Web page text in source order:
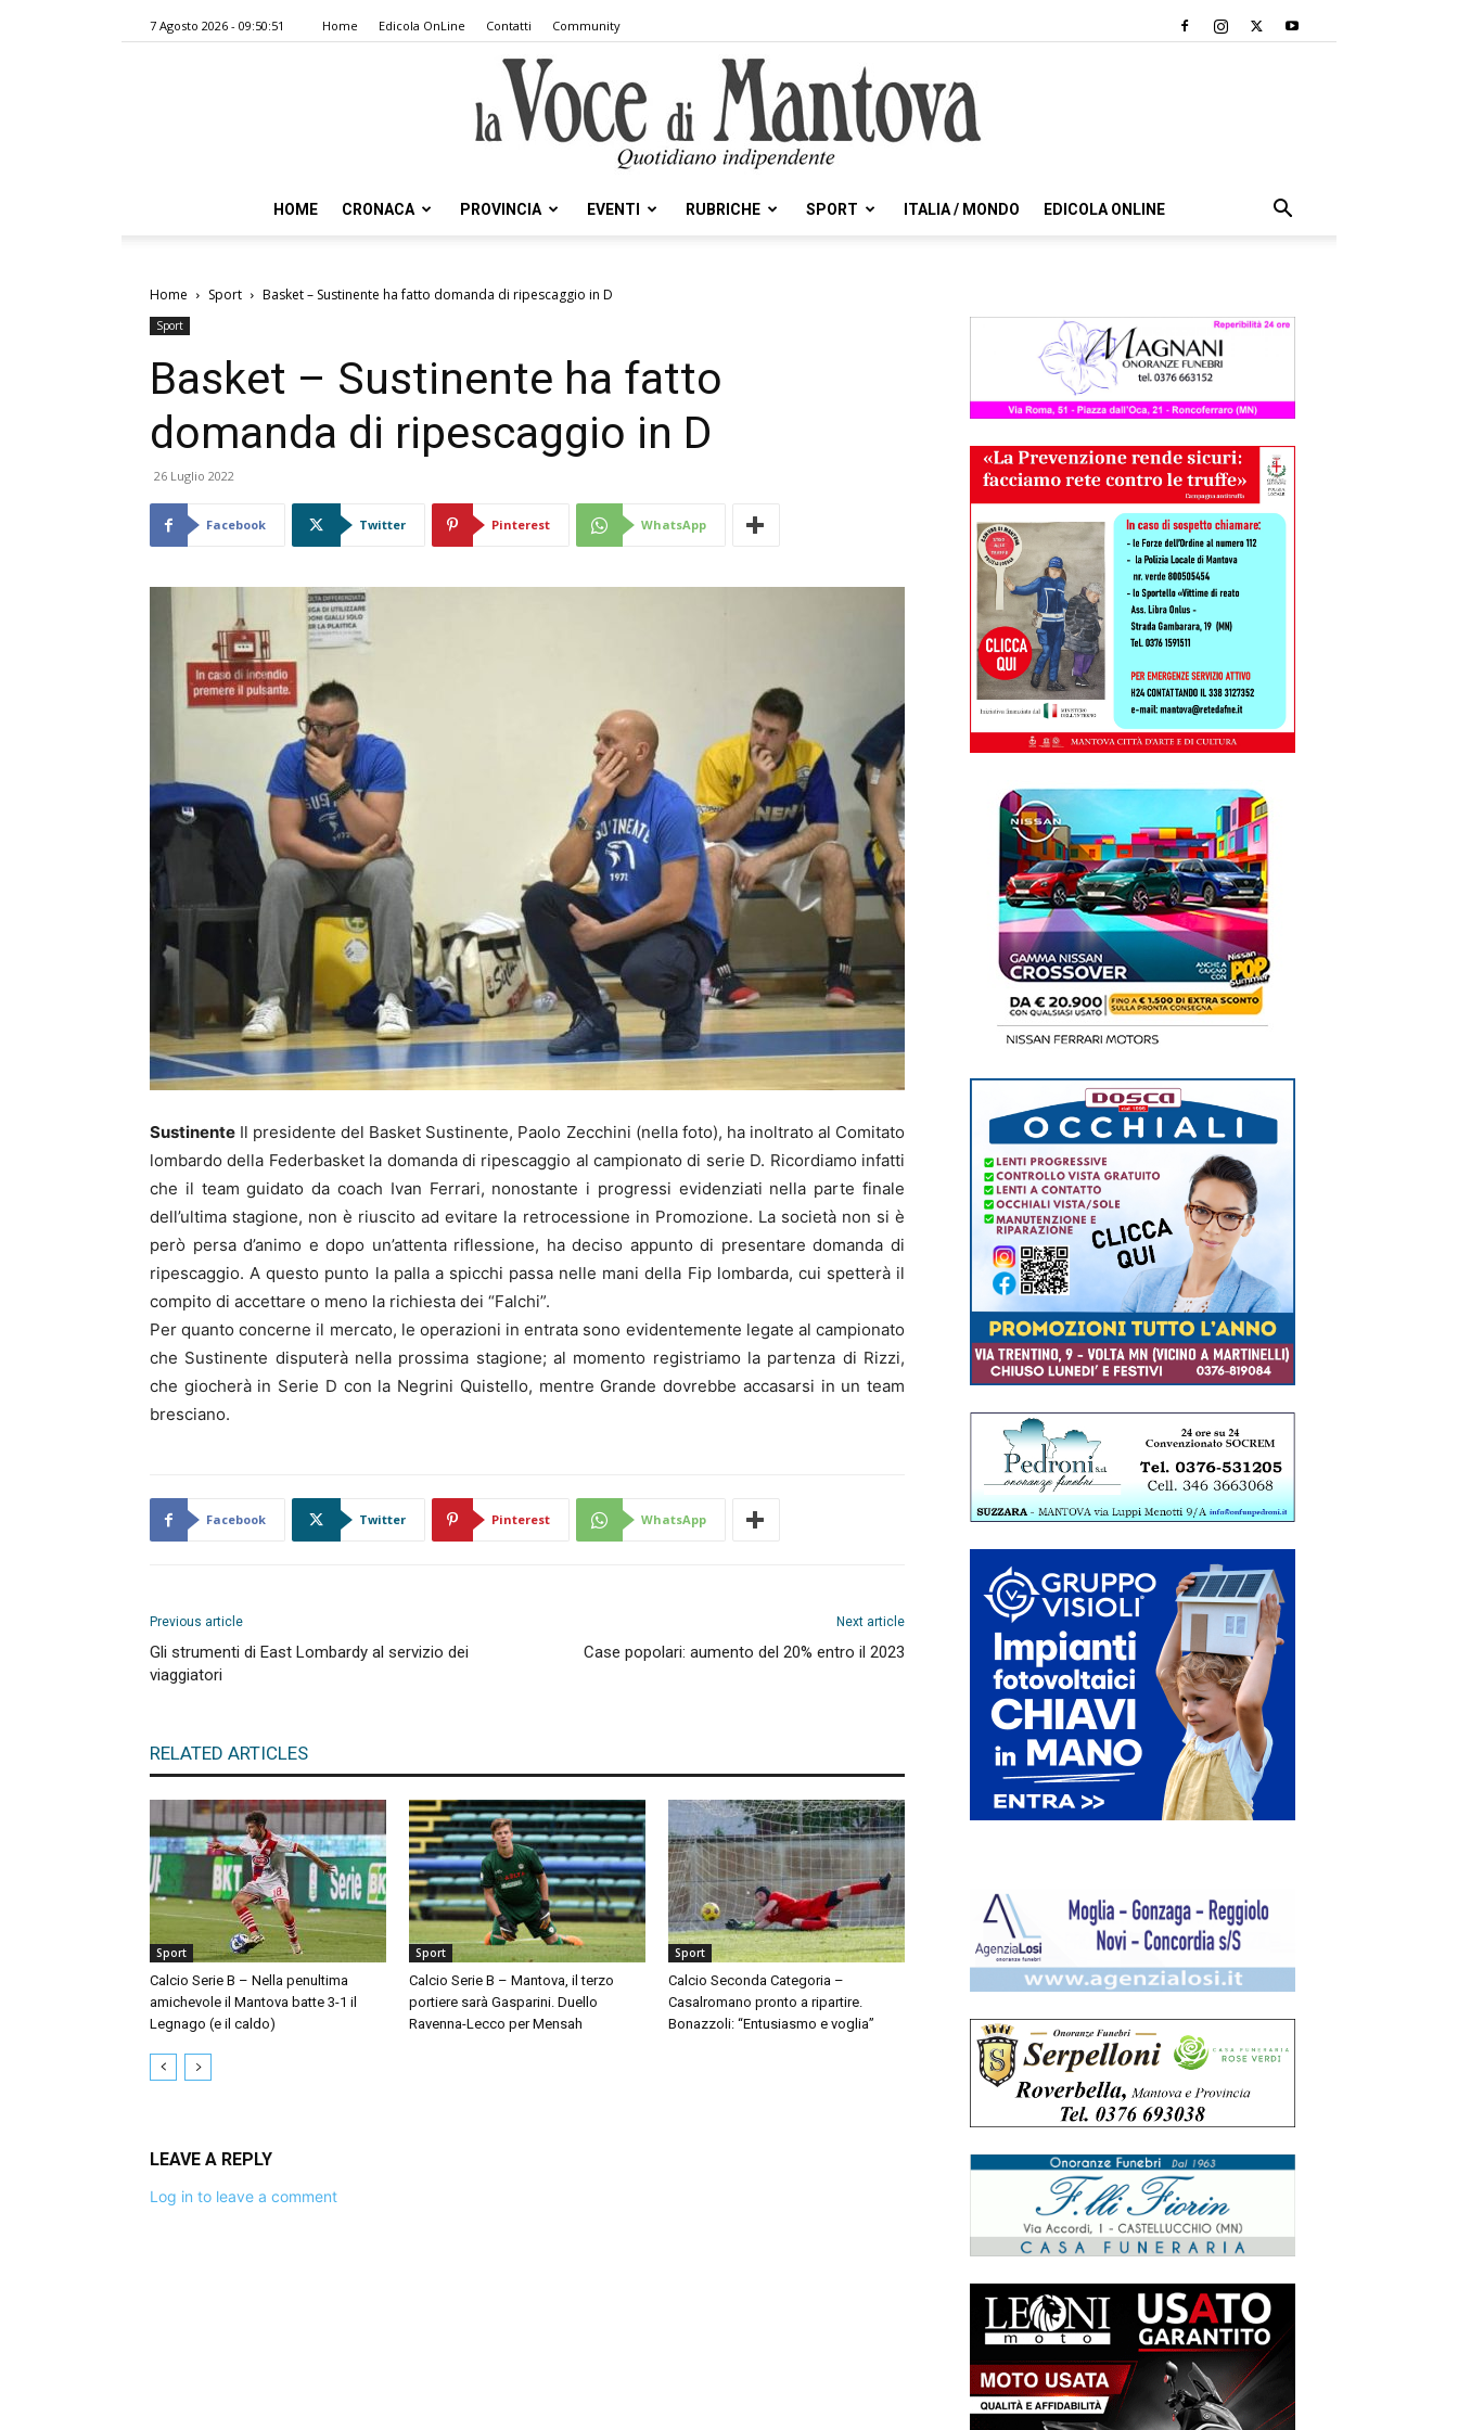
7 Agosto 2026 - 09:50:51 Home Edicola OnLine Contatti Community
HOME CRONACA PROVINCIA EVENTI RUBRICHE SPORT ITALIA / MONDO EDICOLA ONLINE
Home Sport Basket – Sustinente ha fatto domanda di ripescaggio in D
Sport
Basket – Sustinente ha fatto
domanda di ripescaggio in D
26 Luglio 2022
Facebook Twitter Pinterest WhatsApp
Sustinente Il presidente del Basket Sustinente, Paolo Zecchini (nella foto), ha inoltrato al Comitato
lombardo della Federbasket la domanda di ripescaggio al campionato di serie D. Ricordiamo infatti
che il team guidato da coach Ivan Ferrari, nonostante i progressi evidenziati nella parte finale
dell’ultima stagione, non è riuscito ad evitare la retrocessione in Promozione. La società non si è
però persa d’animo e dopo un’attenta riflessione, ha deciso appunto di presentare domanda di
ripescaggio. A questo punto la palla a spicchi passa nelle mani della Fip lombarda, cui spetterà il
compito di accettare o meno la richiesta dei “Falchi”.
Per quanto concerne il mercato, le operazioni in entrata sono evidentemente legate al campionato
che Sustinente disputerà nella prossima stagione; al momento registriamo la partenza di Rizzi,
che giocherà in Serie D con la Negrini Quistello, mentre Grande dovrebbe accasarsi in un team
bresciano.
Facebook Twitter Pinterest WhatsApp
Previous article
Gli strumenti di East Lombardy al servizio dei
viaggiatori
Next article
Case popolari: aumento del 20% entro il 2023
RELATED ARTICLES
Sport
Calcio Serie B – Nella penultima
amichevole il Mantova batte 3-1 il
Legnago (e il caldo)
Sport
Calcio Serie B – Mantova, il terzo
portiere sarà Gasparini. Duello
Ravenna-Lecco per Mensah
Sport
Calcio Seconda Categoria –
Casalromano pronto a ripartire.
Bonazzoli: “Entusiasmo e voglia”
LEAVE A REPLY
Log in to leave a comment